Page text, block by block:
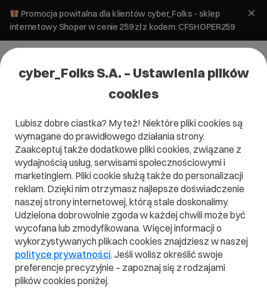
Promocja powitalna dla klientów cyber_Folks - sklep
internetowy Shoper w cenie 259 zł z kodem: CFSHOPER259
Domena .com.kn
Zarejestruj adres www z domeną Saint Kitts i Nevis
.com.kn
Szukaj
cyber_Folks S.A. – Ustawienia plików
cookies
Lubisz dobre ciastka? My też! Niektóre pliki cookies są
wymagane do prawidłowego działania strony.
Zaakceptuj także dodatkowe pliki cookies, związane z
wydajnością usług, serwisami społecznościowymi i
marketingiem. Pliki cookie służą także do personalizacji
reklam. Dzięki nim otrzymasz najlepsze doświadczenie
naszej strony internetowej, którą stale doskonalimy.
Udzielona dobrowolnie zgoda w każdej chwili może być
wycofana lub zmodyfikowana. Więcej informacji o
wykorzystywanych plikach cookies znajdziesz w naszej
polityce prywatności. Jeśli wolisz określić swoje
preferencje precyzyjnie – zapoznaj się z rodzajami
plików cookies poniżej.